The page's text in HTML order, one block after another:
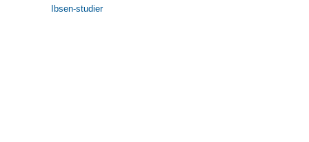
Ibsen-studier